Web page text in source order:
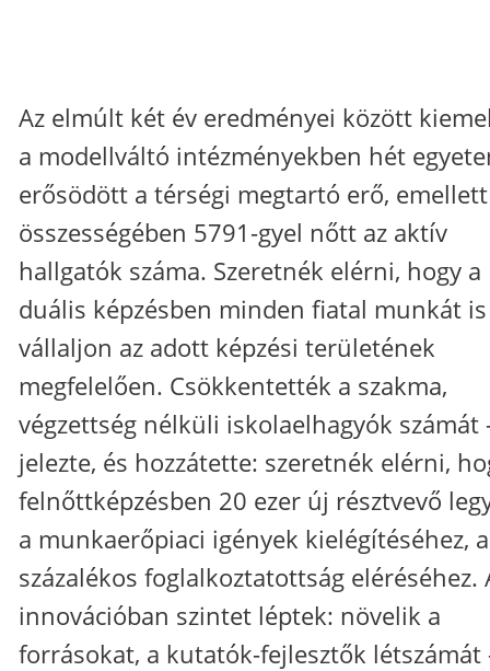
Az elmúlt két év eredményei között
a modellváltó intézményekben hét
erősödött a térségi megtartó erő, emellett
összességében 5791-gyel nőtt az aktív
hallgatók száma. Szeretnék elérni, hogy a
duális képzésben minden fiatal munkát is
vállaljon az adott képzési területének
megfelelően. Csökkentették a szakma,
végzettség nélküli iskolaelhagyók számát
jelezte, és hozzátette: szeretnék elérni,
felnőttképzésben 20 ezer új résztvevő
a munkaerőpiaci igények kielégítéséhez,
százalékos foglalkoztatottság eléréséhez.
innovációban szintet léptek: növelik a
forrásokat, a kutatók-fejlesztők létszámát